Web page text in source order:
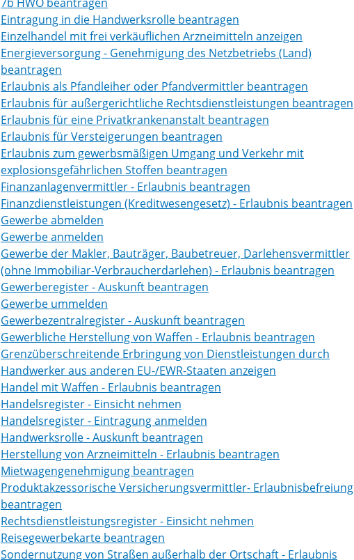
7b HWO beantragen
Eintragung in die Handwerksrolle beantragen
Einzelhandel mit frei verkäuflichen Arzneimitteln anzeigen
Energieversorgung - Genehmigung des Netzbetriebs (Land)
beantragen
Erlaubnis als Pfandleiher oder Pfandvermittler beantragen
Erlaubnis für außergerichtliche Rechtsdienstleistungen beantragen
Erlaubnis für eine Privatkrankenanstalt beantragen
Erlaubnis für Versteigerungen beantragen
Erlaubnis zum gewerbsmäßigen Umgang und Verkehr mit
explosionsgefährlichen Stoffen beantragen
Finanzanlagenvermittler - Erlaubnis beantragen
Finanzdienstleistungen (Kreditwesengesetz) - Erlaubnis beantragen
Gewerbe abmelden
Gewerbe anmelden
Gewerbe der Makler, Bauträger, Baubetreuer, Darlehensvermittler
(ohne Immobiliar-Verbraucherdarlehen) - Erlaubnis beantragen
Gewerberegister - Auskunft beantragen
Gewerbe ummelden
Gewerbezentralregister - Auskunft beantragen
Gewerbliche Herstellung von Waffen - Erlaubnis beantragen
Grenzüberschreitende Erbringung von Dienstleistungen durch
Handwerker aus anderen EU-/EWR-Staaten anzeigen
Handel mit Waffen - Erlaubnis beantragen
Handelsregister - Einsicht nehmen
Handelsregister - Eintragung anmelden
Handwerksrolle - Auskunft beantragen
Herstellung von Arzneimitteln - Erlaubnis beantragen
Mietwagengenehmigung beantragen
Produktakzessorische Versicherungsvermittler- Erlaubnisbefreiung
beantragen
Rechtsdienstleistungsregister - Einsicht nehmen
Reisegewerbekarte beantragen
Sondernutzung von Straßen außerhalb der Ortschaft - Erlaubnis